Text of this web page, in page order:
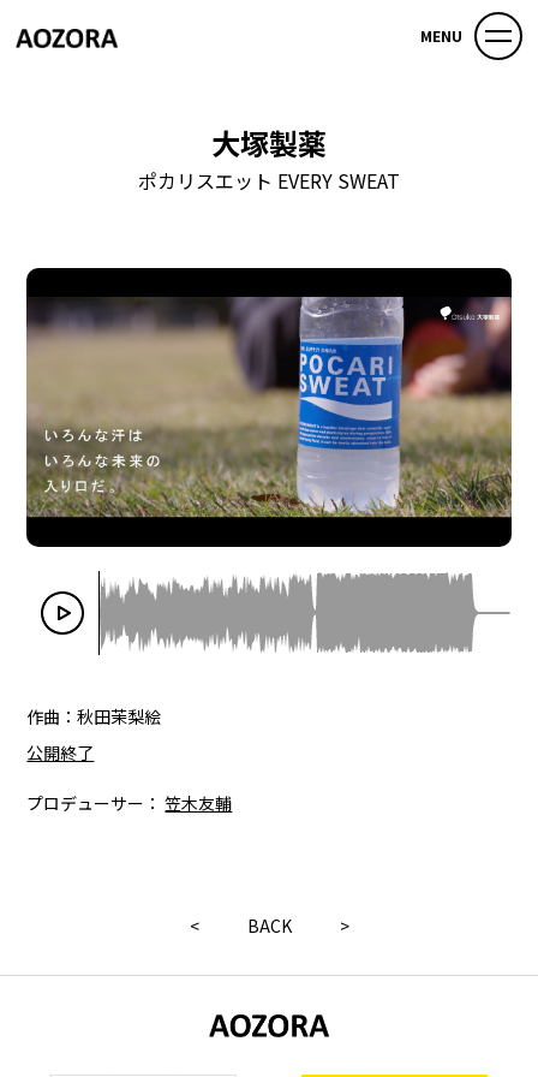
MENU
大塚製薬
ポカリスエット EVERY SWEAT
作曲：秋田茉梨絵
公開終了
プロデューサー：笠木友輔
< BACK >